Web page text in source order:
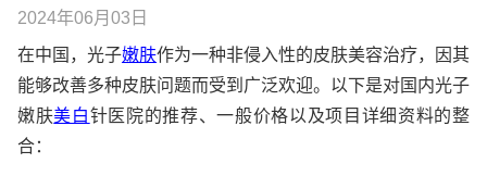
2024年06月03日
在中国，光子嫩肤作为一种非侵入性的皮肤美容治疗，因其
能够改善多种皮肤问题而受到广泛欢迎。以下是对国内光子
嫩肤美白针医院的推荐、一般价格以及项目详细资料的整
合：